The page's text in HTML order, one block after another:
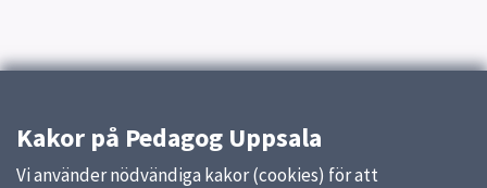
Kakor på Pedagog Uppsala
Vi använder nödvändiga kakor (cookies) för att